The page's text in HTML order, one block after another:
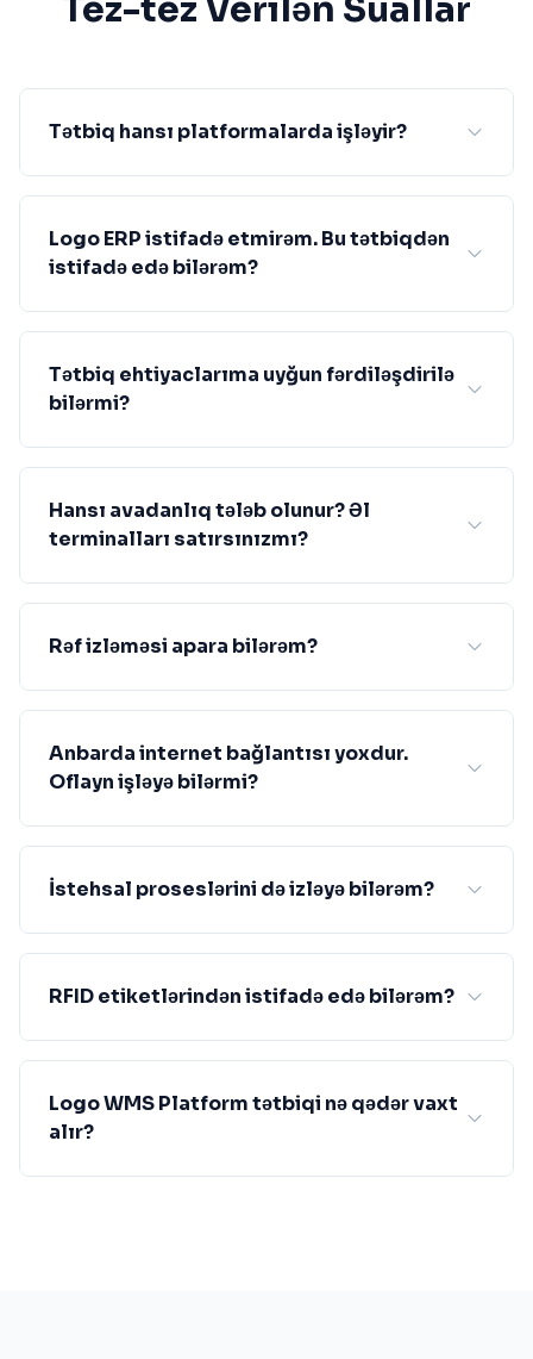
Tez-tez Verilən Suallar
Tətbiq hansı platformalarda işləyir?
Logo ERP istifadə etmirəm. Bu tətbiqdən
istifadə edə bilərəm?
Tətbiq ehtiyaclarıma uyğun fərdiləşdirilə
bilərmi?
Hansı avadanlıq tələb olunur? Əl
terminalları satırsınızmı?
Rəf izləməsi apara bilərəm?
Anbarda internet bağlantısı yoxdur.
Oflayn işləyə bilərmi?
İstehsal proseslərini də izləyə bilərəm?
RFID etiketlərindən istifadə edə bilərəm?
Logo WMS Platform tətbiqi nə qədər vaxt
alır?